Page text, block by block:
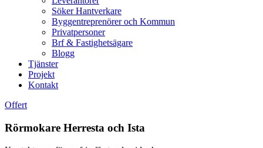
Söker Hantverkare
Byggentreprenörer och Kommun
Privatpersoner
Brf & Fastighetsägare
Blogg
Tjänster
Projekt
Kontakt
Offert
Rörmokare Herresta och Ista